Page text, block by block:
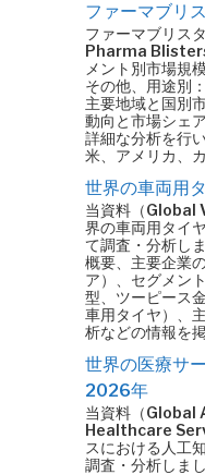
ファーマブリ
ファーマブリス
Pharma
メント別市場規
その他、用途別
主要地域と国別
動向と市場シェ
詳細な分析を行
米、アメリカ、
世界の車両用
当資料（
界の車両用タイ
て調査・分析し
概要、主要企業
ア）、セグメン
型、ツーピース
車用タイヤ）、
析などの情報を
世界の医療サ
2026年
当資料（
Healthcare
スにおける人工
調査・分析しま